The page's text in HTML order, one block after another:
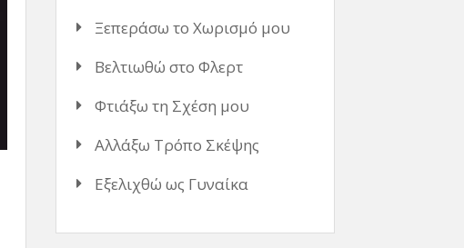
Ξεπεράσω το Χωρισμό μου
Βελτιωθώ στο Φλερτ
Φτιάξω τη Σχέση μου
Αλλάξω Τρόπο Σκέψης
Εξελιχθώ ως Γυναίκα